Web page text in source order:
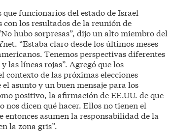
funcionarios del estado de Israel
los resultados de la reunión de
hubo sorpresas”, dijo un alto miembro del
“Estaba claro desde los últimos meses
Tenemos perspectivas diferentes
las líneas rojas”. Agregó que los
contexto de las próximas elecciones
asunto y un buen mensaje para los
positivo, la afirmación de EE.UU. de que
nos dicen qué hacer. Ellos no tienen el
asumen la responsabilidad de la
la zona gris”.